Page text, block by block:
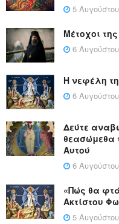
5
Μέτοχοι
6
Η νεφέλη
6
Δεύτε
θεασώμεθα
Αυτού
6
«Πώς θα
Ακτίστου
5